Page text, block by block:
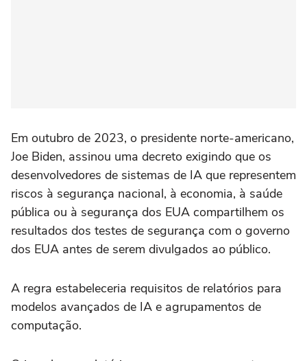
Em outubro de 2023, o presidente norte-americano,
Joe Biden, assinou uma decreto exigindo que os
desenvolvedores de sistemas de IA que representem
riscos à segurança nacional, à economia, à saúde
pública ou à segurança dos EUA compartilhem os
resultados dos testes de segurança com o governo
dos EUA antes de serem divulgados ao público.
A regra estabeleceria requisitos de relatórios para
modelos avançados de IA e agrupamentos de
computação.